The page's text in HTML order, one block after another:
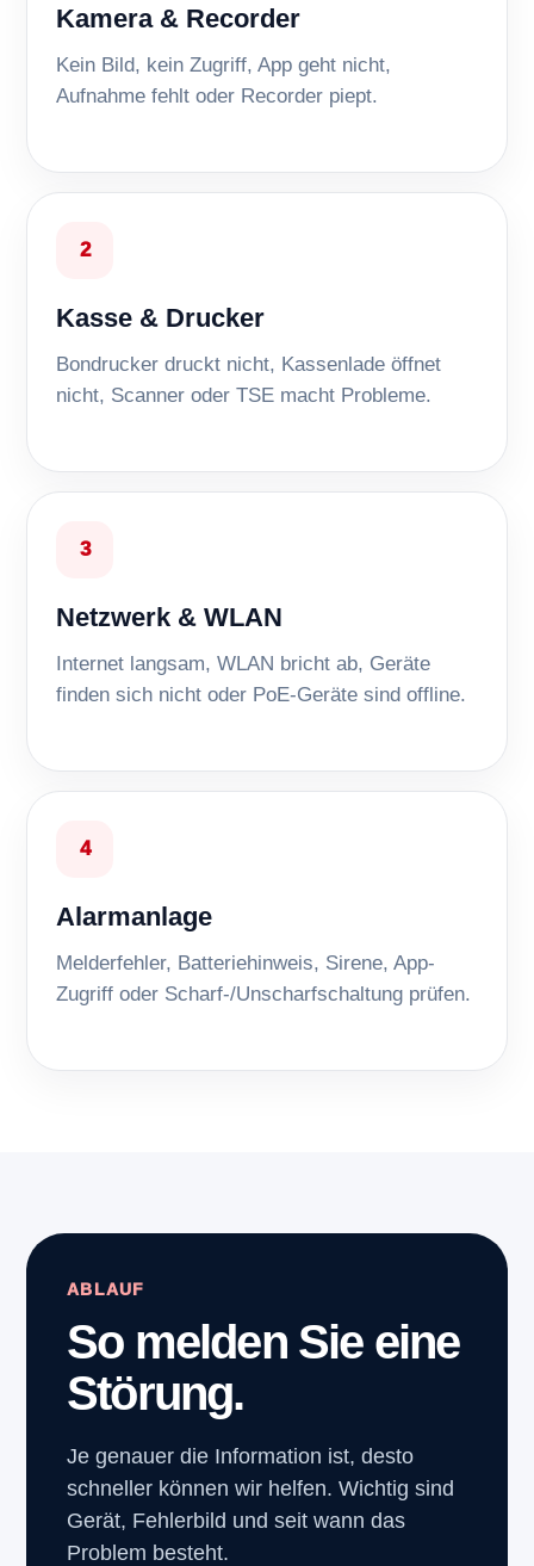
Kamera & Recorder
Kein Bild, kein Zugriff, App geht nicht,
Aufnahme fehlt oder Recorder piept.
2
Kasse & Drucker
Bondrucker druckt nicht, Kassenlade öffnet
nicht, Scanner oder TSE macht Probleme.
3
Netzwerk & WLAN
Internet langsam, WLAN bricht ab, Geräte
finden sich nicht oder PoE-Geräte sind offline.
4
Alarmanlage
Melderfehler, Batteriehinweis, Sirene, App-
Zugriff oder Scharf-/Unscharfschaltung prüfen.
ABLAUF
So melden Sie eine
Störung.
Je genauer die Information ist, desto
schneller können wir helfen. Wichtig sind
Gerät, Fehlerbild und seit wann das
Problem besteht.